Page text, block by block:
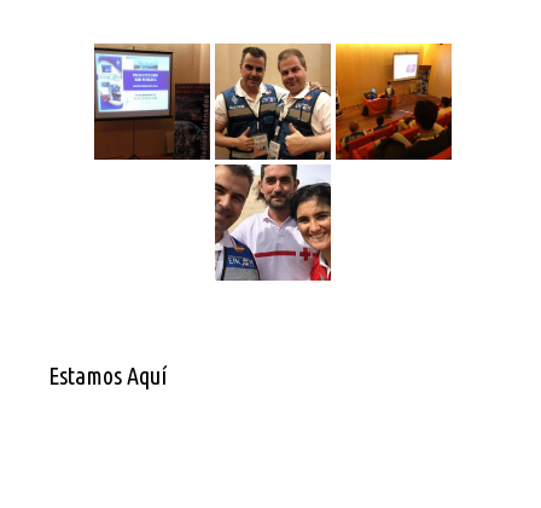
Estamos Aquí